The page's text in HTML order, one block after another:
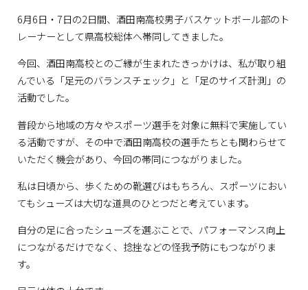
6月6日・7日の2日間、酒田南高校男子バスケットボール部のト
レーナーとして県高校総体へ帯同してきました。
今回、酒田南高校とのご縁が生まれたきっかけは、私が取り組
んでいる「足元のバランスチェック」と「足のサイズ計測」の
活動でした。
普段から地域の方々やスポーツ選手を対象に無料で実施してい
る活動ですが、その中で酒田南高校の選手たちとも関わらせて
いただく機会があり、今回の帯同につながりました。
私は日頃から、歩くための靴選びはもちろん、スポーツにおい
てもシューズは大切な道具のひとつだと考えています。
自分の足に合ったシューズを選ぶことで、パフォーマンス向上
につながるだけでなく、捻挫などの怪我予防にもつながりま
す。